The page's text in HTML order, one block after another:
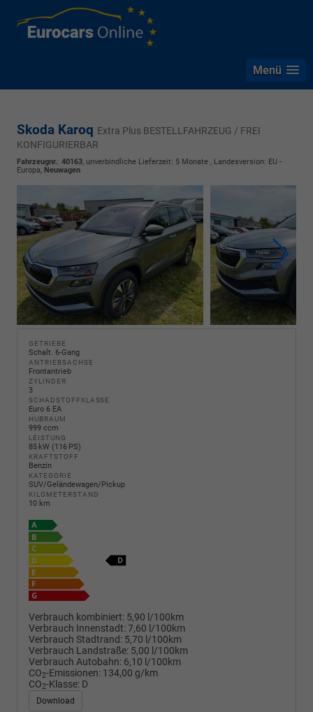
Menü
Skoda Karoq Extra Plus BESTELLFAHRZEUG / FREI
KONFIGURIERBAR
Fahrzeugnr.: 40163, unverbindliche Lieferzeit: 5 Monate , Landesversion: EU -
Europa, Neuwagen
GETRIEBE
Schalt. 6-Gang
ANTRIEBSACHSE
Frontantrieb
ZYLINDER
3
SCHADSTOFFKLASSE
Euro 6 EA
HUBRAUM
999 ccm
LEISTUNG
85 kW (116 PS)
KRAFTSTOFF
Benzin
KATEGORIE
SUV/Geländewagen/Pickup
KILOMETERSTAND
10 km
Verbrauch kombiniert: 5,90 l/100km
Verbrauch Innenstadt:7,60 l/100km
Verbrauch Stadtrand: 5,70 l/100km
Verbrauch Landstraße: 5,00 l/100km
Verbrauch Autobahn: 6,10 l/100km
CO2-Emissionen: 134,00 g/km
CO2-Klasse: D
Download